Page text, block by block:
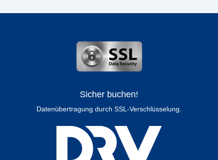
Sicher buchen!
Datenübertragung durch SSL-Verschlüsselung.